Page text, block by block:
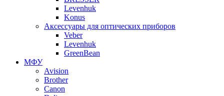
Levenhuk
Konus
Аксессуары для оптических приборов
Veber
Levenhuk
GreenBean
МФУ
Avision
Brother
Canon